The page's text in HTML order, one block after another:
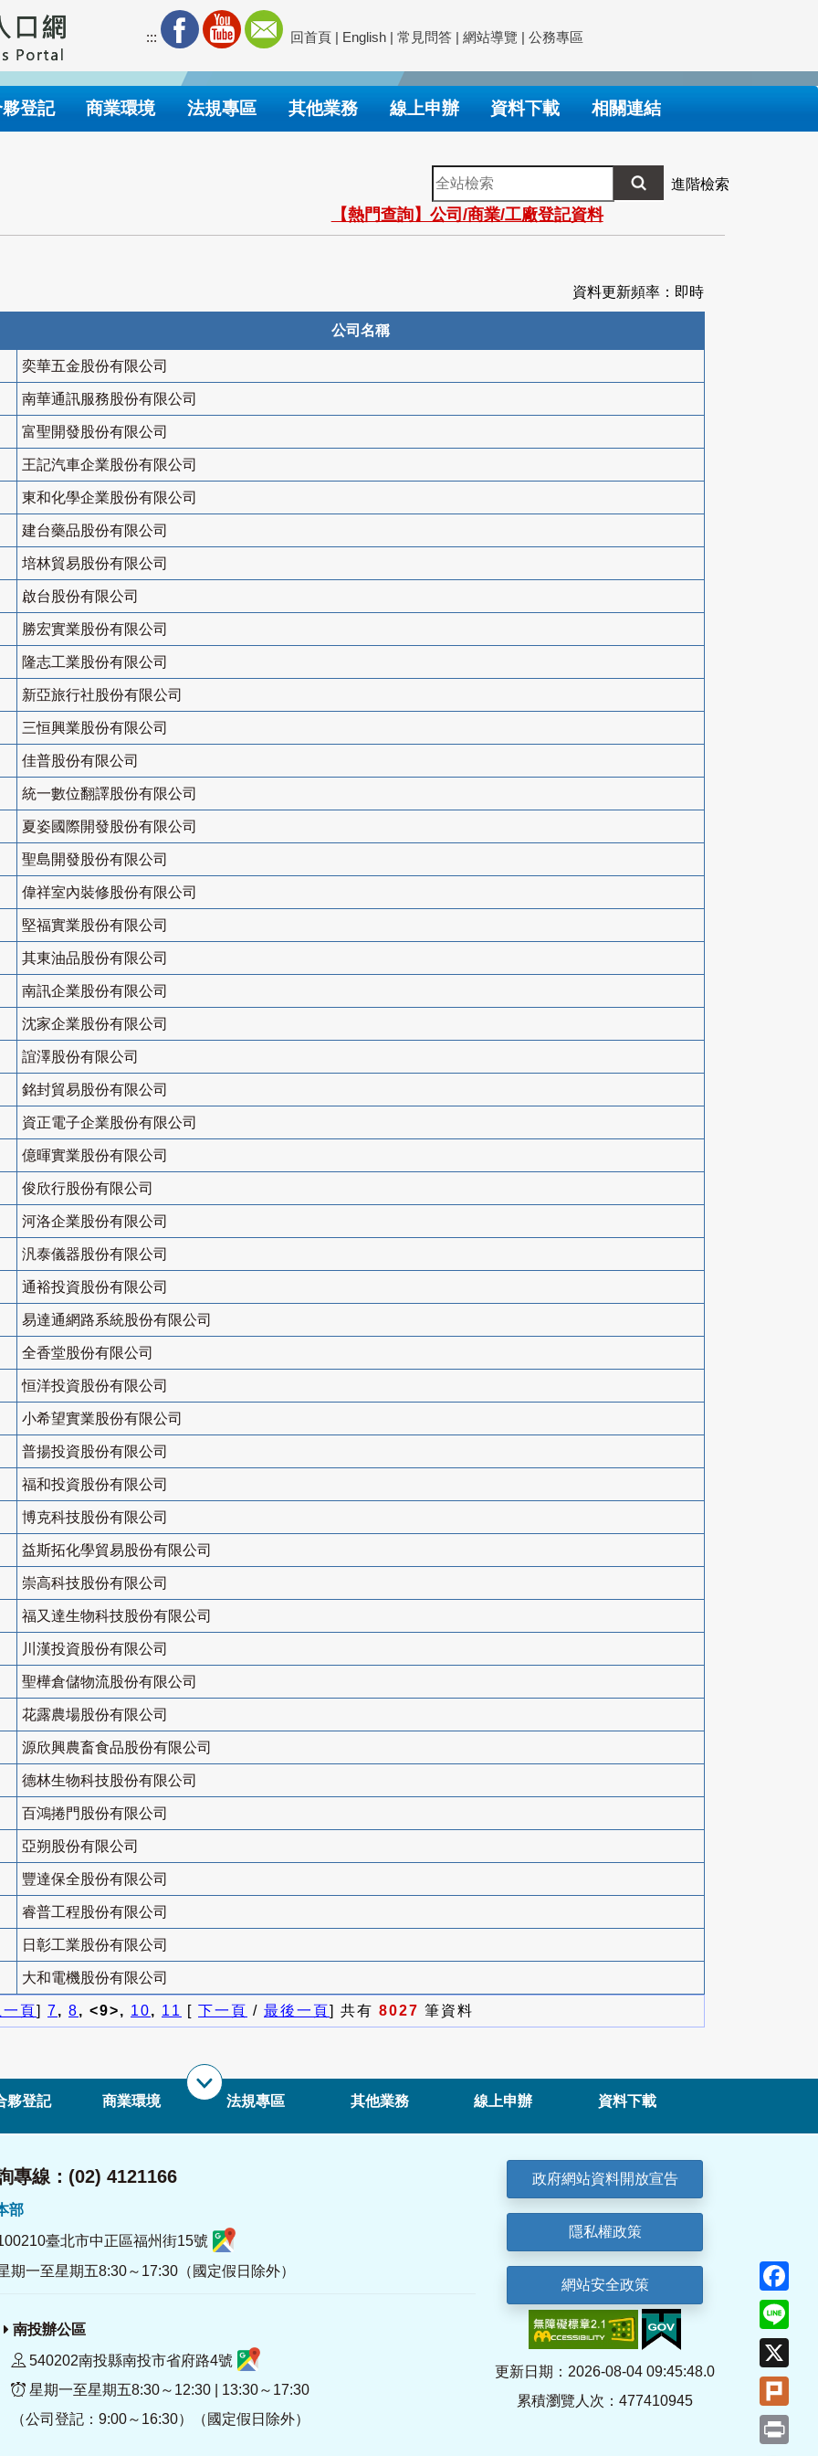
::: 回首頁 | English | 常見問答 | 網站導覽 | 公務專區
登記 商業環境 法規專區 其他業務 線上申辦 資料下載 相關連結
全
站
檢
索
進階檢索
【熱門查詢】公司/商業/工廠登記資料
資料更新頻率：即時
公司名稱
奕華五金股份有限公司
南華通訊服務股份有限公司
富聖開發股份有限公司
王記汽車企業股份有限公司
東和化學企業股份有限公司
建台藥品股份有限公司
培林貿易股份有限公司
啟台股份有限公司
勝宏實業股份有限公司
隆志工業股份有限公司
新亞旅行社股份有限公司
三恒興業股份有限公司
佳普股份有限公司
統一數位翻譯股份有限公司
夏姿國際開發股份有限公司
聖島開發股份有限公司
偉祥室內裝修股份有限公司
堅福實業股份有限公司
其東油品股份有限公司
南訊企業股份有限公司
沈家企業股份有限公司
誼澤股份有限公司
銘封貿易股份有限公司
資正電子企業股份有限公司
億暉實業股份有限公司
俊欣行股份有限公司
河洛企業股份有限公司
汎泰儀器股份有限公司
通裕投資股份有限公司
易達通網路系統股份有限公司
全香堂股份有限公司
恒洋投資股份有限公司
小希望實業股份有限公司
普揚投資股份有限公司
福和投資股份有限公司
博克科技股份有限公司
益斯拓化學貿易股份有限公司
崇高科技股份有限公司
福又達生物科技股份有限公司
川漢投資股份有限公司
聖樺倉儲物流股份有限公司
花露農場股份有限公司
源欣興農畜食品股份有限公司
德林生物科技股份有限公司
百鴻捲門股份有限公司
亞朔股份有限公司
豐達保全股份有限公司
睿普工程股份有限公司
日彰工業股份有限公司
大和電機股份有限公司
一頁] 7, 8, <9>, 10, 11 [ 下一頁 / 最後一頁] 共有 8027 筆資料
夥登記 商業環境 法規專區 其他業務 線上申辦 資料下載
專線：(02) 4121166
部
臺北市中正區福州街15號
期一至星期五8:30～17:30（國定假日除外）
南投辦公區
540202南投縣南投市省府路4號
星期一至星期五8:30～12:30 | 13:30～17:30
（公司登記：9:00～16:30）（國定假日除外）
政府網站資料開放宣告
隱私權政策
網站安全政策
更新日期：2026-08-04 09:45:48.0
累積瀏覽人次：477410945